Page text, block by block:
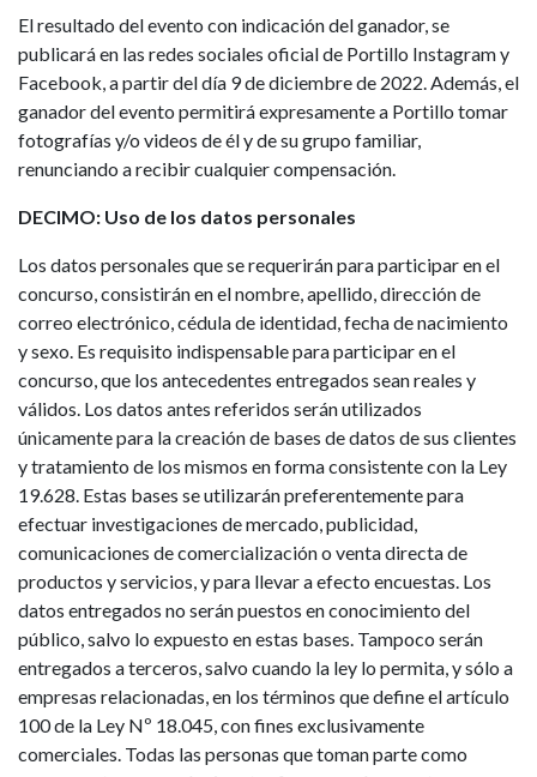
El resultado del evento con indicación del ganador, se
publicará en las redes sociales oficial de Portillo Instagram y
Facebook, a partir del día 9 de diciembre de 2022. Además, el
ganador del evento permitirá expresamente a Portillo tomar
fotografías y/o videos de él y de su grupo familiar,
renunciando a recibir cualquier compensación.
DECIMO: Uso de los datos personales
Los datos personales que se requerirán para participar en el
concurso, consistirán en el nombre, apellido, dirección de
correo electrónico, cédula de identidad, fecha de nacimiento
y sexo. Es requisito indispensable para participar en el
concurso, que los antecedentes entregados sean reales y
válidos. Los datos antes referidos serán utilizados
únicamente para la creación de bases de datos de sus clientes
y tratamiento de los mismos en forma consistente con la Ley
19.628. Estas bases se utilizarán preferentemente para
efectuar investigaciones de mercado, publicidad,
comunicaciones de comercialización o venta directa de
productos y servicios, y para llevar a efecto encuestas. Los
datos entregados no serán puestos en conocimiento del
público, salvo lo expuesto en estas bases. Tampoco serán
entregados a terceros, salvo cuando la ley lo permita, y sólo a
empresas relacionadas, en los términos que define el artículo
100 de la Ley Nº 18.045, con fines exclusivamente
comerciales. Todas las personas que toman parte como